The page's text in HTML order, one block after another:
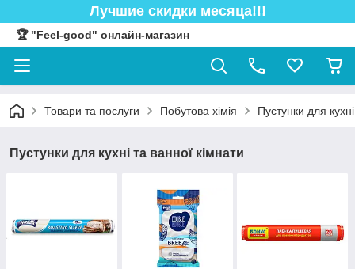
Лучшие скидки месяца!!!
🏆 "Feel-good" онлайн-магазин
Товари та послуги Побутова хімія Пустунки для
Пустунки для кухні та ванної кімнати